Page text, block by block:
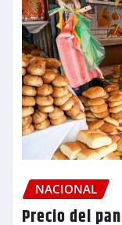
NACIONAL
Precio del